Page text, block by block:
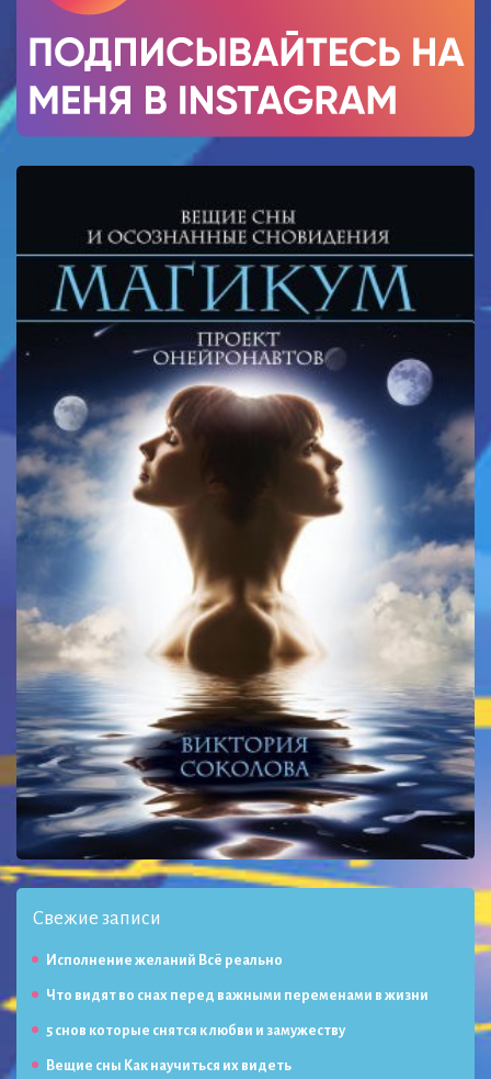
Свежие записи
Исполнение желаний Всё реально
Что видят во снах перед важными переменами в жизни
5 снов которые снятся к любви и замужеству
Вещие сны Как научиться их видеть